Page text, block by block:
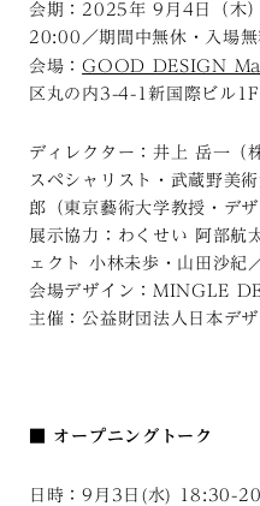
会期：2025年 9月4日（木
20:00／期間中無休・入場無
会場：GOOD DESIGN
区丸の内3-4-1新国際ビル1F
ディレクター：井上 岳一（
スペシャリスト・武蔵野美
郎（東京藝術大学教授・デザ
展示協力：わくせい 阿部航
ェクト 小林未歩・山田沙紀
会場デザイン：MINGLE
主催：公益財団法人日本デ
■ オープニングトーク
日時：9月3日(水) 18:30-